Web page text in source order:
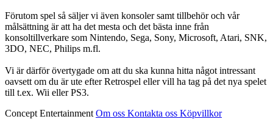
Förutom spel så säljer vi även konsoler samt tillbehör och vår
målsättning är att ha det mesta och det bästa inne från
konsoltillverkare som Nintendo, Sega, Sony, Microsoft, Atari, SNK,
3DO, NEC, Philips m.fl.
Vi är därför övertygade om att du ska kunna hitta något intressant
oavsett om du är ute efter Retrospel eller vill ha tag på det nya spelet
till t.ex. Wii eller PS3.
Concept Entertainment Om oss Kontakta oss Köpvillkor